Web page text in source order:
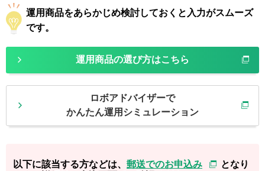
運用商品をあらかじめ検討しておくと入力がスムーズ
です。
運用商品の選び方はこちら
ロボアドバイザーで
かんたん運用シミュレーション
以下に該当する方などは、 郵送でのお申込み
となり